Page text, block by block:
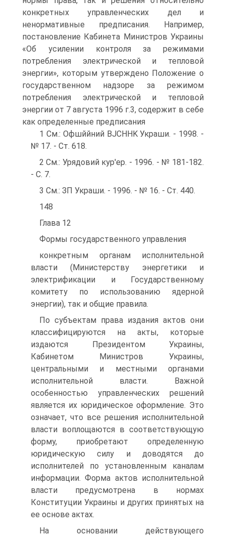
конкретных управленческих дел и
ненормативные предписания. Например,
постановление Кабинета Министров Украины
«Об усилении контроля за режимами
потребления электрической и тепловой
энергии», которым утверждено Положение о
государственном надзоре за режимом
потребления электрической и тепловой
энергии от 7 августа 1996 г.3, содержит в себе
как определенные предписания
1 См.: Офшййний BJCHHK Украши. - 1998. -
№ 17. - Ст. 618.
2 См.: Урядовий кур'ер. - 1996. - № 181-182.
- С. 7.
3 См.: ЗП Украши. - 1996. - № 16. - Ст. 440.
148
Глава 12
Формы государственного управления
конкретным органам исполнительной
власти (Министерству энергетики и
электрификации и Государственному
комитету по использованию ядерной
энергии), так и общие правила.
По субъектам права издания актов они
классифицируются на акты, которые
издаются Президентом Украины,
Кабинетом Министров Украины,
центральными и местными органами
исполнительной власти. Важной
особенностью управленческих решений
является их юридическое оформление. Это
означает, что все решения исполнительной
власти воплощаются в соответствующую
форму, приобретают определенную
юридическую силу и доводятся до
исполнителей по установленным каналам
информации. Форма актов исполнительной
власти предусмотрена в нормах
Конституции Украины и других принятых на
ее основе актах.
На основании действующего